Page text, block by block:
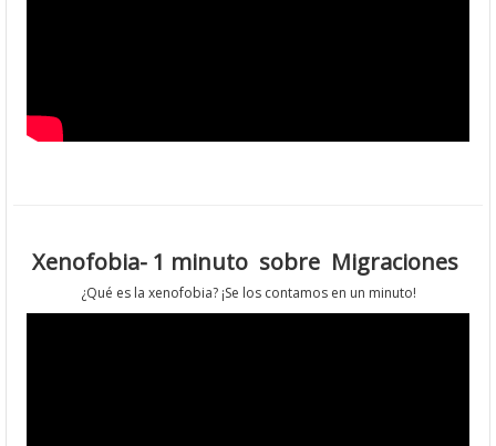
Xenofobia- 1 minuto sobre Migraciones
¿Qué es la xenofobia? ¡Se los contamos en un minuto!